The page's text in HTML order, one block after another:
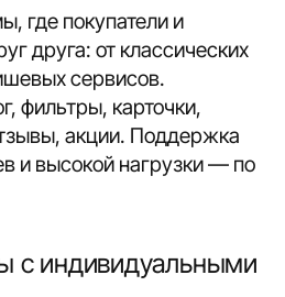
где покупатели и
друга: от классических
сервисов.
фильтры, карточки,
акции. Поддержка
и высокой нагрузки — по
с индивидуальными